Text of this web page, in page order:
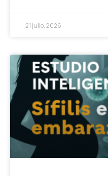
21 julio, 2026